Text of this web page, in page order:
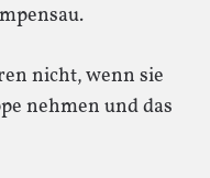
nicht, wenn sie
nehmen und das